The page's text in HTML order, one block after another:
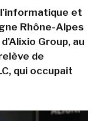
et
Rhône-Alpes
Group, au
de
qui occupait